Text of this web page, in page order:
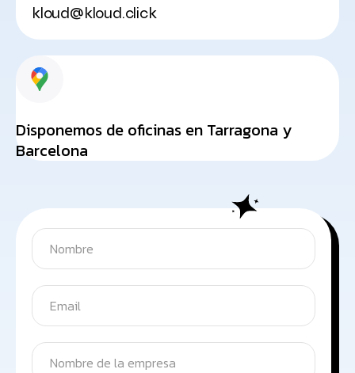
kloud@kloud.click
Disponemos de oficinas en Tarragona y
Barcelona